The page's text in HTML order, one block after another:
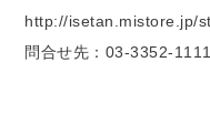
http://isetan.mistore.jp/
問合せ先：03-3352-1111